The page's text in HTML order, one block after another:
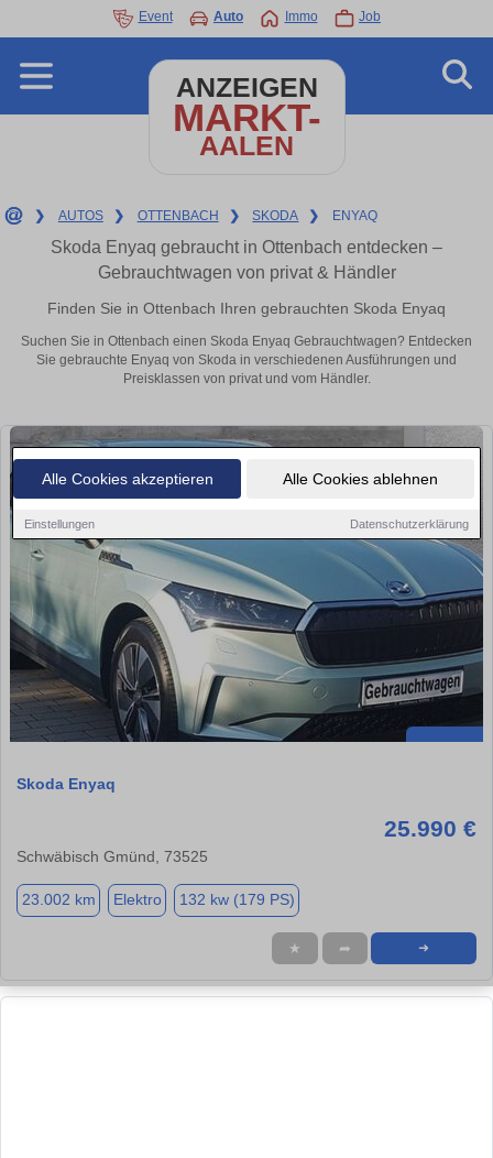
Alle Cookies akzeptieren Alle Cookies ablehnen
Einstellungen Datenschutzerklärung
Event Auto Immo Job
ANZEIGEN
MARKT-
AALEN
❯ AUTOS ❯ OTTENBACH ❯ SKODA ❯ ENYAQ
Skoda Enyaq gebraucht in Ottenbach entdecken –
Gebrauchtwagen von privat & Händler
Finden Sie in Ottenbach Ihren gebrauchten Skoda Enyaq
Suchen Sie in Ottenbach einen Skoda Enyaq Gebrauchtwagen? Entdecken
Sie gebrauchte Enyaq von Skoda in verschiedenen Ausführungen und
Preisklassen von privat und vom Händler.
Skoda Enyaq
25.990 €
Schwäbisch Gmünd, 73525
23.002 km Elektro 132 kw (179 PS)
★ ➦ ➜